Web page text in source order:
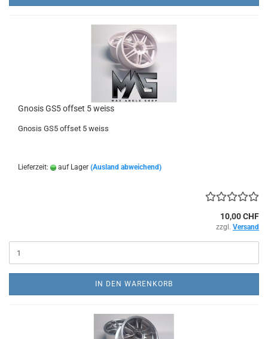
Gnosis GS5 offset 5 weiss
Gnosis GS5 offset 5 weiss
Lieferzeit: auf Lager (Ausland abweichend)
10,00 CHF
zzgl. Versand
IN DEN WARENKORB